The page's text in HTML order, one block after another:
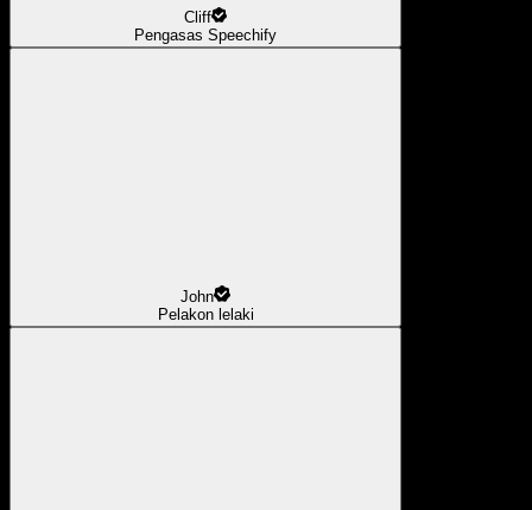
Cliff
Pengasas Speechify
John
Pelakon lelaki